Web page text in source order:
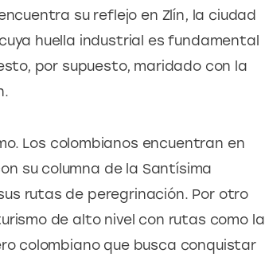
su reflejo en Zlín, la ciudad
huella industrial es fundamental
por supuesto, maridado con la
Los colombianos encuentran en
su columna de la Santísima
rutas de peregrinación. Por otro
de alto nivel con rutas como la
colombiano que busca conquistar